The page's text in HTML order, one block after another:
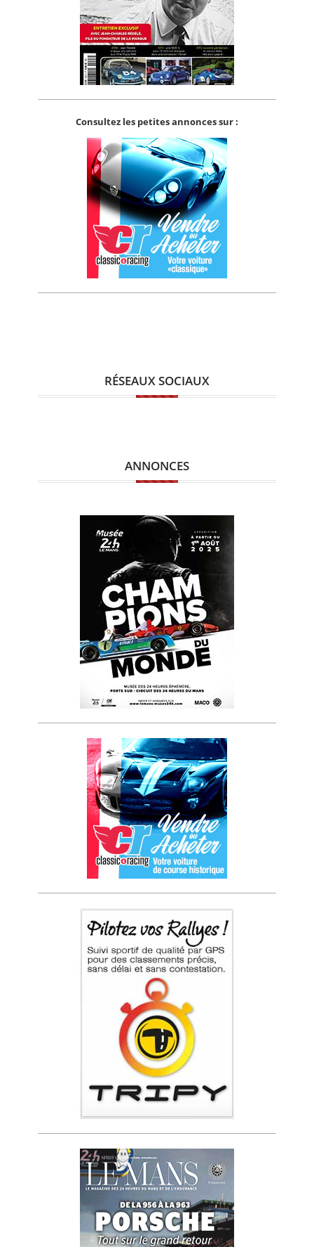
Consultez les petites annonces sur :
RÉSEAUX SOCIAUX
ANNONCES